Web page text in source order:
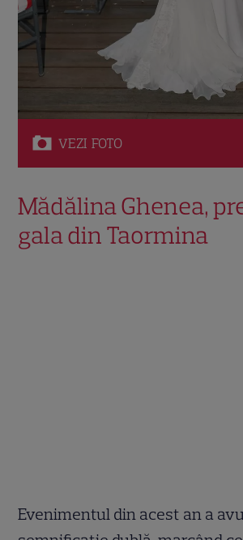
VEZI FOTO
Mădălina Ghenea,
gala din Taormina
Evenimentul din acest an a